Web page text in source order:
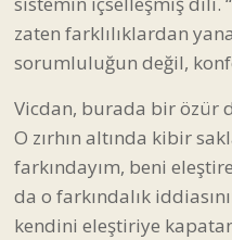
zaten farklılıklardan
sorumluluğun değil,
Vicdan, burada bir özür
O zırhın altında kibir
farkındayım, beni
da o farkındalık
kendini eleştiriye